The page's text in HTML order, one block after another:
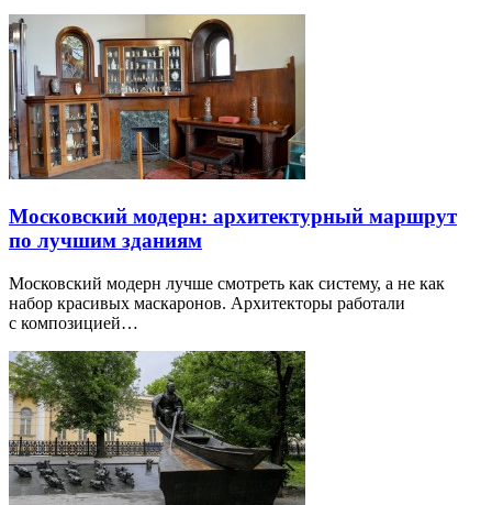
Московский модерн: архитектурный маршрут
по лучшим зданиям
Московский модерн лучше смотреть как систему, а не как
набор красивых маскаронов. Архитекторы работали
с композицией…